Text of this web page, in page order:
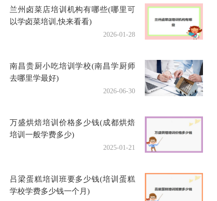
兰州卤菜店培训机构有哪些(哪里可
以学卤菜培训,快来看看)
2026-01-28
南昌贵厨小吃培训学校(南昌学厨师
去哪里学最好)
2026-06-30
万盛烘焙培训价格多少钱(成都烘焙
培训一般学费多少)
2025-01-21
吕梁蛋糕培训班要多少钱(培训蛋糕
学校学费多少钱一个月)